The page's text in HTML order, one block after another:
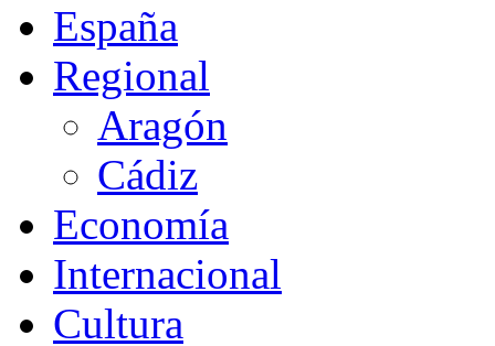
España
Regional
Aragón
Cádiz
Economía
Internacional
Cultura